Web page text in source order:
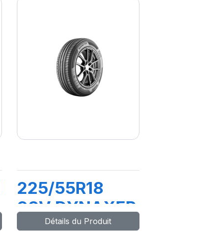
225/55R18
98V DYNAXER
SUVDétails du Produit